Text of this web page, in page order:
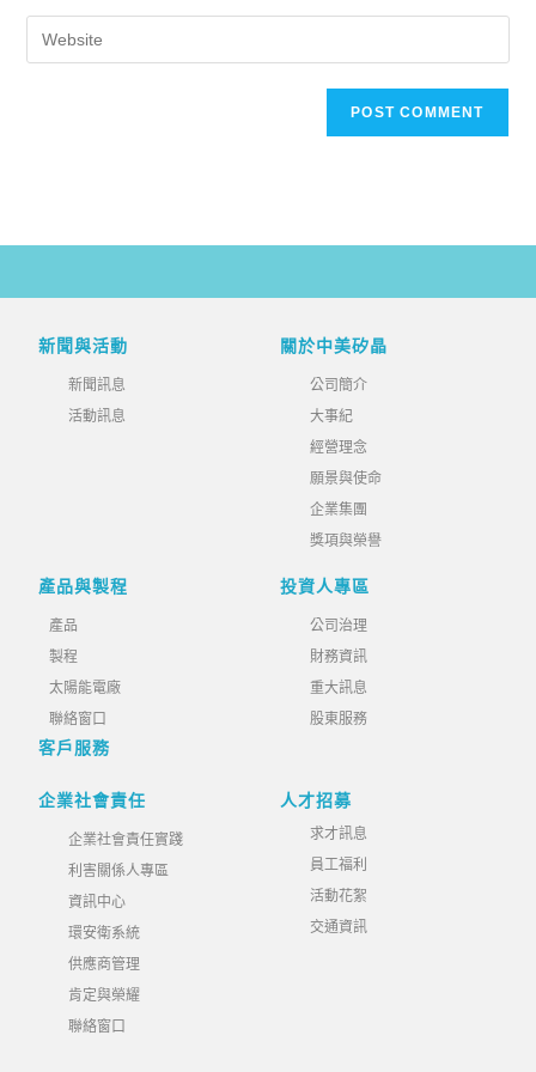
新聞與活動
新聞訊息
活動訊息
關於中美矽晶
公司簡介
大事紀
經營理念
願景與使命
企業集團
獎項與榮譽
產品與製程
產品
製程
太陽能電廠
聯絡窗口
客戶服務
投資人專區
公司治理
財務資訊
重大訊息
股東服務
企業社會責任
企業社會責任實踐
利害關係人專區
資訊中心
環安衛系統
供應商管理
肯定與榮耀
聯絡窗口
人才招募
求才訊息
員工福利
活動花絮
交通資訊